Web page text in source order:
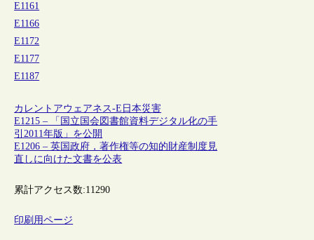
E1161
E1166
E1172
E1177
E1187
カレントアウェアネス-E 日本災害
E1215 – 「国立国会図書館資料デジタル化の手
引2011年版」を公開
E1206 – 英国政府，著作権等の知的財産制度見
直しに向けた文書を公表
累計アクセス数:11290
印刷用ページ